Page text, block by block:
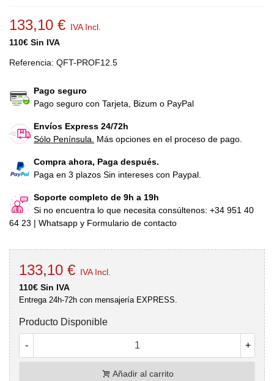
133,10 € IVA Incl.
110€ Sin IVA
Referencia: QFT-PROF12.5
Pago seguro
Pago seguro con Tarjeta, Bizum o PayPal
Envíos Express 24/72h
Sólo Península.
Más opciones en el proceso de pago.
Compra ahora, Paga después.
Paga en 3 plazos Sin intereses con Paypal.
Soporte completo de 9h a 19h
Si no encuentra lo que necesita consúltenos: +34 951 40
64 23 | Whatsapp y Formulario de contacto
133,10 € IVA Incl.
110€ Sin IVA
Entrega 24h-72h con mensajería EXPRESS.
Producto Disponible
- +
Añadir al carrito